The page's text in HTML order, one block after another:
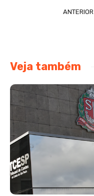
ANTERIOR
Veja também